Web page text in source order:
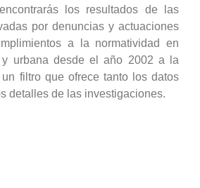
los resultados de las
por denuncias y actuaciones
a la normatividad en
y urbana desde el año 2002 a la
filtro que ofrece tanto los datos
detalles de las investigaciones.